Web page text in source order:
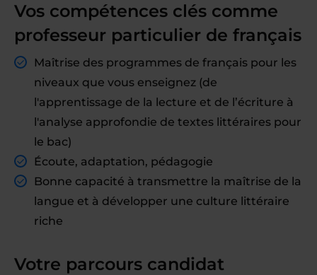
Vos compétences clés comme
professeur particulier de français
Maîtrise des programmes de français pour les
niveaux que vous enseignez (de
l'apprentissage de la lecture et de l’écriture à
l'analyse approfondie de textes littéraires pour
le bac)
Écoute, adaptation, pédagogie
Bonne capacité à transmettre la maîtrise de la
langue et à développer une culture littéraire
riche
Votre parcours candidat